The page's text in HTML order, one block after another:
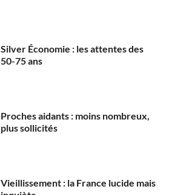
Silver Économie : les attentes des
50-75 ans
Proches aidants : moins nombreux,
plus sollicités
Vieillissement : la France lucide mais